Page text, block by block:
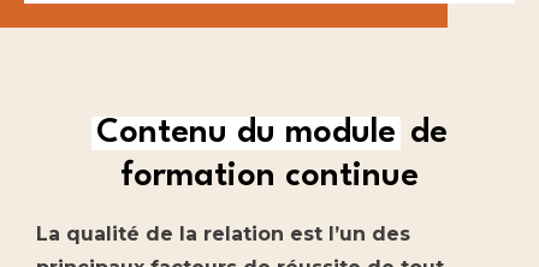
Contenu du module de
formation continue
La qualité de la relation est l’un des